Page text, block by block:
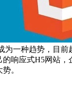
为一种趋势，目前
响应式H5网站，
。